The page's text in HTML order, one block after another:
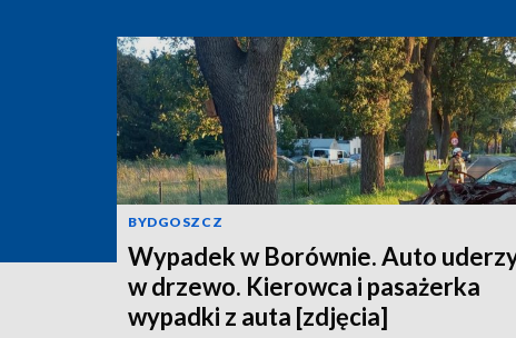
BYDGOSZCZ
Wypadek w Borównie. Auto
w drzewo. Kierowca i pasażerka
wypadki z auta [zdjęcia]